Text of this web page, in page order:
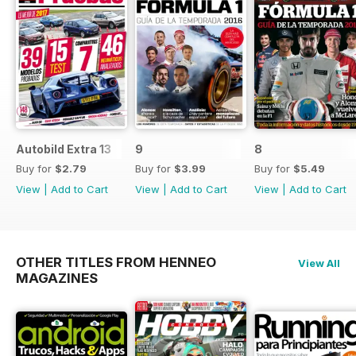
Autobild Extra 13
Buy for $2.79
View
Add to Cart
9
Buy for $3.99
View
Add to Cart
8
Buy for $5.49
View
Add to Cart
OTHER TITLES FROM HENNEO
MAGAZINES
View All